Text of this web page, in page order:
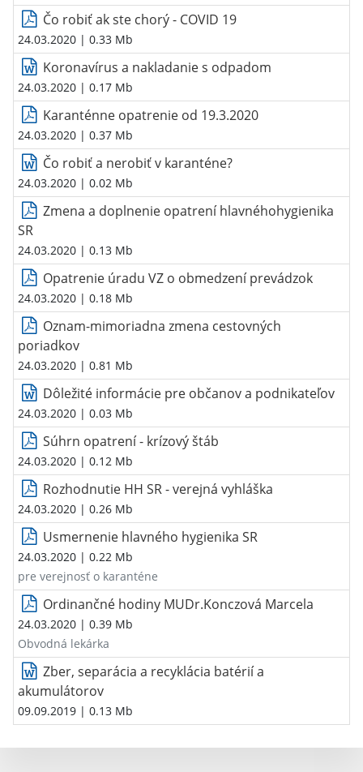
Čo robiť ak ste chorý - COVID 19
24.03.2020 | 0.33 Mb
Koronavírus a nakladanie s odpadom
24.03.2020 | 0.17 Mb
Karanténne opatrenie od 19.3.2020
24.03.2020 | 0.37 Mb
Čo robiť a nerobiť v karanténe?
24.03.2020 | 0.02 Mb
Zmena a doplnenie opatrení hlavnéhohygienika
SR
24.03.2020 | 0.13 Mb
Opatrenie úradu VZ o obmedzení prevádzok
24.03.2020 | 0.18 Mb
Oznam-mimoriadna zmena cestovných
poriadkov
24.03.2020 | 0.81 Mb
Dôležité informácie pre občanov a podnikateľov
24.03.2020 | 0.03 Mb
Súhrn opatrení - krízový štáb
24.03.2020 | 0.12 Mb
Rozhodnutie HH SR - verejná vyhláška
24.03.2020 | 0.26 Mb
Usmernenie hlavného hygienika SR
24.03.2020 | 0.22 Mb
pre verejnosť o karanténe
Ordinančné hodiny MUDr.Konczová Marcela
24.03.2020 | 0.39 Mb
Obvodná lekárka
Zber, separácia a recyklácia batérií a
akumulátorov
09.09.2019 | 0.13 Mb